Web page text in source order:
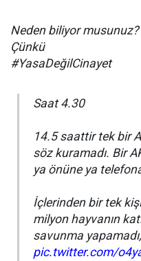
Neden biliyor musunuz?
Çünkü
#YasaDeğilCinayet
Saat 4.30
14.5 saattir tek bir
söz kuramadı. Bir
ya önüne ya
İçlerinden bir tek
milyon hayvanın
savunma
pic.twitter.com/